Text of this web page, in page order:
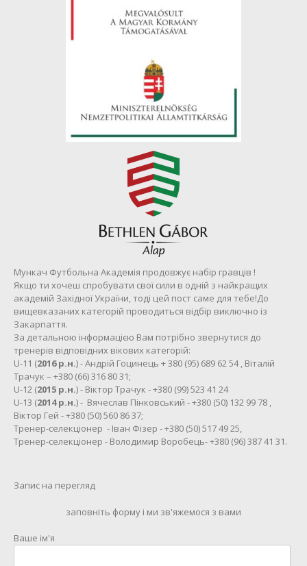
Мункач Футбольна Академія продовжує набір гравців !
Якщо ти хочеш спробувати свої сили в одній з найкращих
академій Західної України, тоді цей пост саме для тебе!До
вищевказаних категорій проводиться відбір виключно із
Закарпаття.
За детальною інформацією Вам потрібно звернутися до
тренерів відповідних вікових категорій:
U-11 (2016 р.н.) - Андрій Гоцинець + 380 (95) 689 62 54 , Віталій
Трачук – +380 (66) 316 80 31;
U-12 (2015 р.н.) - Віктор Трачук - +380 (99) 523 41 24
U-13 (2014 р.н.) - Вячеслав Пінковський - +380 (50) 132 99 78 ,
Віктор Гей - +380 (50) 560 86 37;
Тренер-селекціонер - Іван Фізер - +380 (50) 517 49 25,
Тренер-селекціонер - Володимир Воробець- +380 (96) 387 41 31.
Запис на перегляд
заповніть форму і ми зв'яжемося з вами
Ваше ім'я